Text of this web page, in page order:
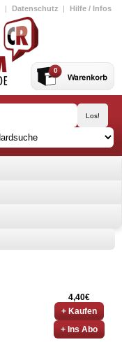
| Datenschutz | Hilfe / Infos
0
4,40€
+ Kaufen
+ Ins Abo